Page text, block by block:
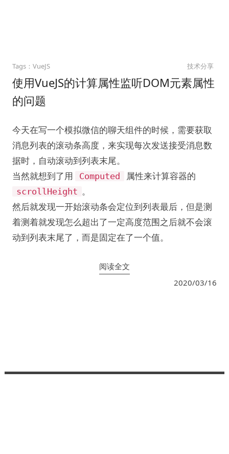
VueJS 技术分享
使用VueJS的计算属性监听DOM元素属性
的问题
今天在写一个模拟微信的聊天组件的时候，需要获取
消息列表的滚动条高度，来实现每次发送接受消息数
据时，自动滚动到列表末尾。
当然就想到了用
Computed 属性来计算容器的
scrollHeight 。
然后就发现一开始滚动条会定位到列表最后，但是测
着测着就发现怎么超出了一定高度范围之后就不会滚
动到列表末尾了，而是固定在了一个值。
阅读全文
2020/03/16